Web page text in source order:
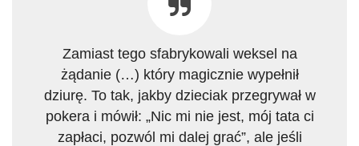
Zamiast tego sfabrykowali weksel na
żądanie (…) który magicznie wypełnił
dziurę. To tak, jakby dzieciak przegrywał w
pokera i mówił: „Nic mi nie jest, mój tata ci
zapłaci, pozwól mi dalej grać”, ale jeśli